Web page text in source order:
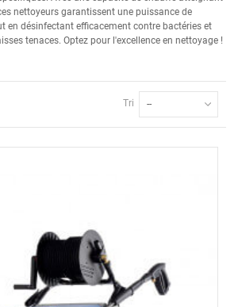
nettoyeurs garantissent une puissance de
en désinfectant efficacement contre bactéries et
tenaces. Optez pour l'excellence en nettoyage !
Tri --